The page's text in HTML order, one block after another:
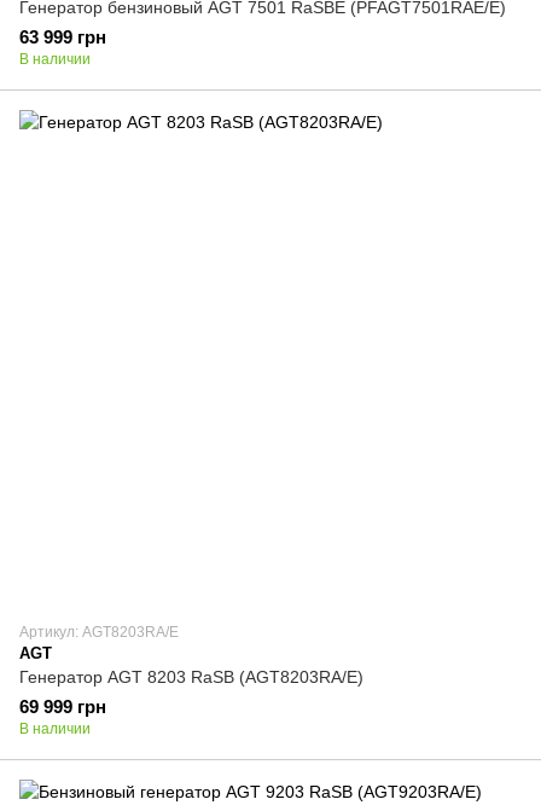
Генератор бензиновый AGT 7501 RaSBE (PFAGT7501RAE/E)
63 999 грн
В наличии
Артикул: AGT8203RA/E
AGT
Генератор AGT 8203 RaSB (AGT8203RA/E)
69 999 грн
В наличии